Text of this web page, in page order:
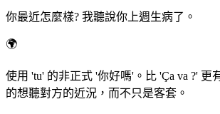
你最近怎麼樣? 我聽說你上週生病了。
🌍
使用 'tu' 的非正式 '你好嗎'。比 'Ça va ?' 更
的想聽對方的近況，而不只是客套。